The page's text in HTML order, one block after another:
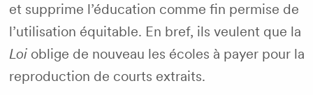
et supprime l’éducation comme fin permise de
l’utilisation équitable. En bref, ils veulent que la
Loioblige de nouveau les écoles à payer pour la
reproduction de courts extraits.